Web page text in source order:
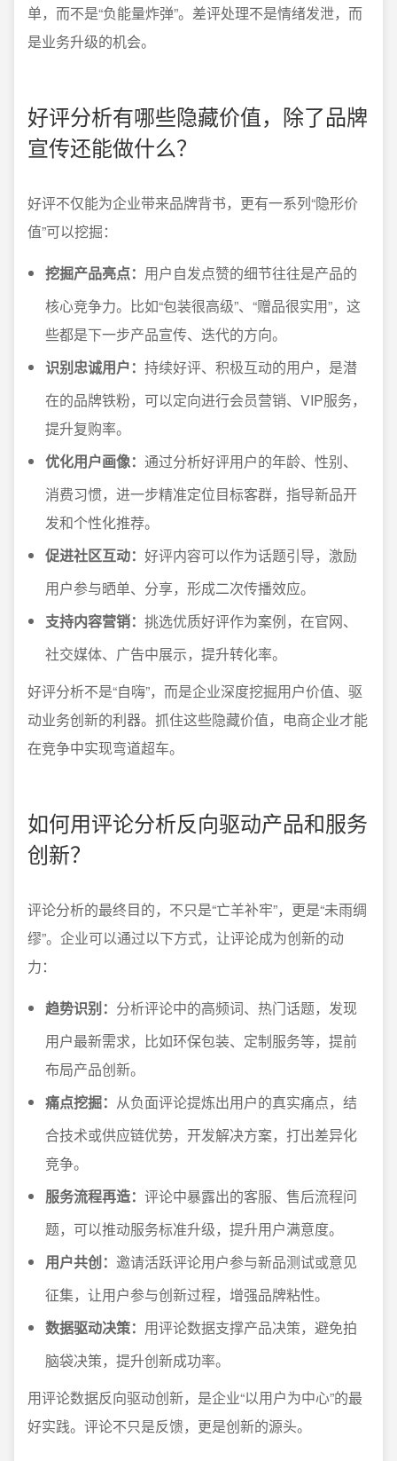
单，而不是“负能量炸弹”。差评处理不是情绪发泄，而
是业务升级的机会。
好评分析有哪些隐藏价值，除了品牌
宣传还能做什么？
好评不仅能为企业带来品牌背书，更有一系列“隐形价
值”可以挖掘：
挖掘产品亮点： 用户自发点赞的细节往往是产品的
核心竞争力。比如“包装很高级”、“赠品很实用”，这
些都是下一步产品宣传、迭代的方向。
识别忠诚用户： 持续好评、积极互动的用户，是潜
在的品牌铁粉，可以定向进行会员营销、VIP服务，
提升复购率。
优化用户画像： 通过分析好评用户的年龄、性别、
消费习惯，进一步精准定位目标客群，指导新品开
发和个性化推荐。
促进社区互动： 好评内容可以作为话题引导，激励
用户参与晒单、分享，形成二次传播效应。
支持内容营销： 挑选优质好评作为案例，在官网、
社交媒体、广告中展示，提升转化率。
好评分析不是“自嗨”，而是企业深度挖掘用户价值、驱
动业务创新的利器。抓住这些隐藏价值，电商企业才能
在竞争中实现弯道超车。
如何用评论分析反向驱动产品和服务
创新？
评论分析的最终目的，不只是“亡羊补牢”，更是“未雨绸
缪”。企业可以通过以下方式，让评论成为创新的动
力：
趋势识别： 分析评论中的高频词、热门话题，发现
用户最新需求，比如环保包装、定制服务等，提前
布局产品创新。
痛点挖掘： 从负面评论提炼出用户的真实痛点，结
合技术或供应链优势，开发解决方案，打出差异化
竞争。
服务流程再造： 评论中暴露出的客服、售后流程问
题，可以推动服务标准升级，提升用户满意度。
用户共创： 邀请活跃评论用户参与新品测试或意见
征集，让用户参与创新过程，增强品牌粘性。
数据驱动决策： 用评论数据支撑产品决策，避免拍
脑袋决策，提升创新成功率。
用评论数据反向驱动创新，是企业“以用户为中心”的最
好实践。评论不只是反馈，更是创新的源头。